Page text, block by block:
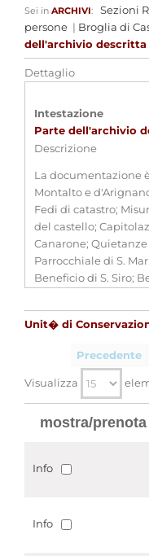
Sei in ARCHIVI: Sezioni
persone | Broglia di
dell'archivio descritta
Dettaglio
Intestazione
Parte dell'archivio
Descrizione
La documentazione
Montalto e
Fedi di catastro;
del castello;
Canarone;
Parrocchiale di S.
Beneficio di S. Siro;
eretto in Savigliano;
eretto in commenda;
cronologiche
Qualifica
Broglia di
Unit� di
Precedente
Visualizza
mostra/prenota
Info
Info